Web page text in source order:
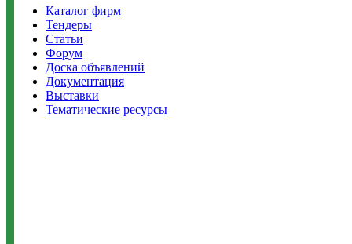
Каталог фирм
Тендеры
Статьи
Форум
Доска объявлений
Документация
Выставки
Тематические ресурсы